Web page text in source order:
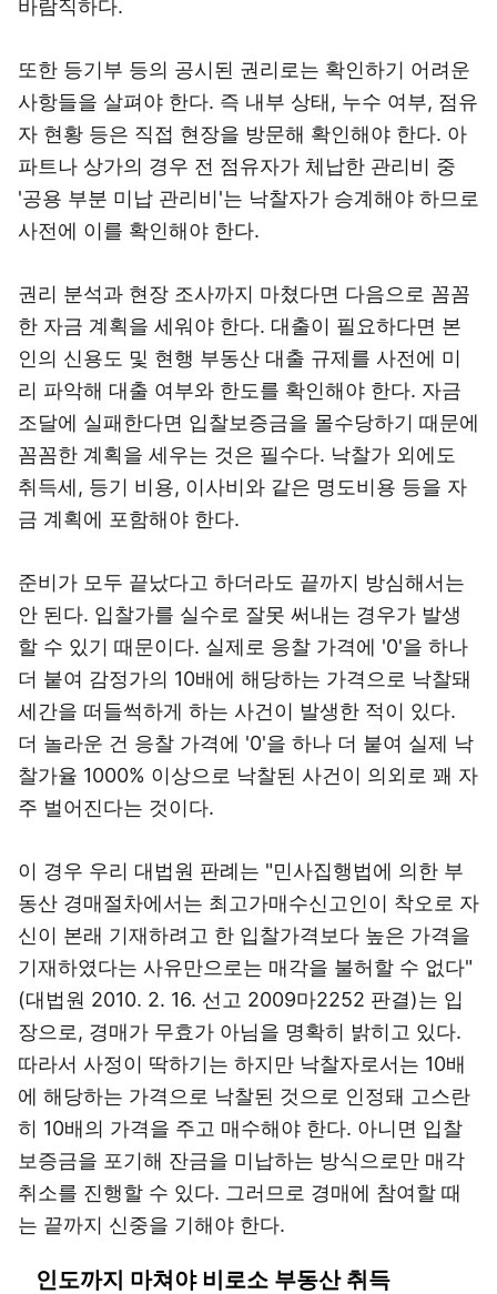
바람직하다.
또한 등기부 등의 공시된 권리로는 확인하기 어려운
사항들을 살펴야 한다. 즉 내부 상태, 누수 여부, 점유
자 현황 등은 직접 현장을 방문해 확인해야 한다. 아
파트나 상가의 경우 전 점유자가 체납한 관리비 중
'공용 부분 미납 관리비'는 낙찰자가 승계해야 하므로
사전에 이를 확인해야 한다.
권리 분석과 현장 조사까지 마쳤다면 다음으로 꼼꼼
한 자금 계획을 세워야 한다. 대출이 필요하다면 본
인의 신용도 및 현행 부동산 대출 규제를 사전에 미
리 파악해 대출 여부와 한도를 확인해야 한다. 자금
조달에 실패한다면 입찰보증금을 몰수당하기 때문에
꼼꼼한 계획을 세우는 것은 필수다. 낙찰가 외에도
취득세, 등기 비용, 이사비와 같은 명도비용 등을 자
금 계획에 포함해야 한다.
준비가 모두 끝났다고 하더라도 끝까지 방심해서는
안 된다. 입찰가를 실수로 잘못 써내는 경우가 발생
할 수 있기 때문이다. 실제로 응찰 가격에 '0'을 하나
더 붙여 감정가의 10배에 해당하는 가격으로 낙찰돼
세간을 떠들썩하게 하는 사건이 발생한 적이 있다.
더 놀라운 건 응찰 가격에 '0'을 하나 더 붙여 실제 낙
찰가율 1000% 이상으로 낙찰된 사건이 의외로 꽤 자
주 벌어진다는 것이다.
이 경우 우리 대법원 판례는 "민사집행법에 의한 부
동산 경매절차에서는 최고가매수신고인이 착오로 자
신이 본래 기재하려고 한 입찰가격보다 높은 가격을
기재하였다는 사유만으로는 매각을 불허할 수 없다"
(대법원 2010. 2. 16. 선고 2009마2252 판결)는 입
장으로, 경매가 무효가 아님을 명확히 밝히고 있다.
따라서 사정이 딱하기는 하지만 낙찰자로서는 10배
에 해당하는 가격으로 낙찰된 것으로 인정돼 고스란
히 10배의 가격을 주고 매수해야 한다. 아니면 입찰
보증금을 포기해 잔금을 미납하는 방식으로만 매각
취소를 진행할 수 있다. 그러므로 경매에 참여할 때
는 끝까지 신중을 기해야 한다.
인도까지 마쳐야 비로소 부동산 취득